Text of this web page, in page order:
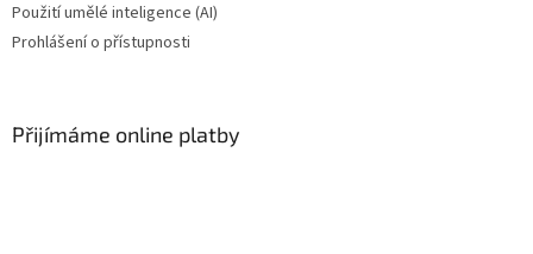
Použití umělé inteligence (AI)
Prohlášení o přístupnosti
Přijímáme online platby